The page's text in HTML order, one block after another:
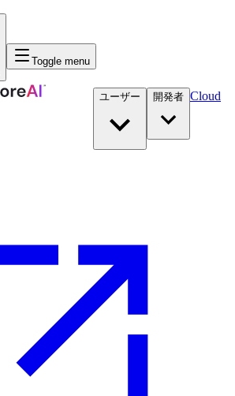
Toggle menu
ユーザー 開発者​ Cloud